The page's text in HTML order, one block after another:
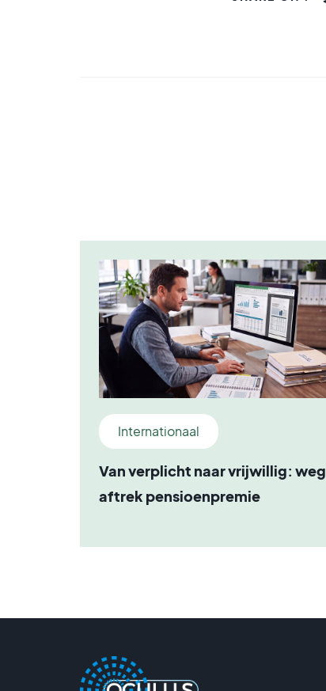
Internationaal
Van verplicht naar vrijwillig: weg
aftrek pensioenpremie